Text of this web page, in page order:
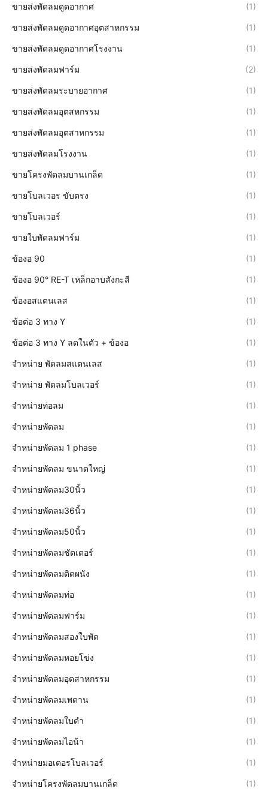
ขายส่งพัดลมดูดอากาศ (1)
ขายส่งพัดลมดูดอากาศอุตสาหกรรม (1)
ขายส่งพัดลมดูดอากาศโรงงาน (1)
ขายส่งพัดลมฟาร์ม (2)
ขายส่งพัดลมระบายอากาศ (1)
ขายส่งพัดลมอุตสหกรรม (1)
ขายส่งพัดลมอุตสาหกรรม (1)
ขายส่งพัดลมโรงงาน (1)
ขายโครงพัดลมบานเกล็ด (1)
ขายโบลเวอร ขับตรง (1)
ขายโบลเวอร์ (1)
ขายใบพัดลมฟาร์ม (1)
ข้องอ 90 (1)
ข้องอ 90° RE-T เหล็กอาบสังกะสี (1)
ข้องอสแตนเลส (1)
ข้อต่อ 3 ทาง Y (1)
ข้อต่อ 3 ทาง Y ลดในตัว + ข้องอ (1)
จำหน่าย พัดลมสแตนเลส (1)
จำหน่าย พัดลมโบลเวอร์ (1)
จำหน่ายท่อลม (1)
จำหน่ายพัดลม (1)
จำหน่ายพัดลม 1 phase (1)
จำหน่ายพัดลม ขนาดใหญ่ (1)
จำหน่ายพัดลม30นิ้ว (1)
จำหน่ายพัดลม36นิ้ว (1)
จำหน่ายพัดลม50นิ้ว (1)
จำหน่ายพัดลมชัตเตอร์ (1)
จำหน่ายพัดลมติดผนัง (1)
จำหน่ายพัดลมท่อ (1)
จำหน่ายพัดลมฟาร์ม (1)
จำหน่ายพัดลมสองใบพัด (1)
จำหน่ายพัดลมหอยโข่ง (1)
จำหน่ายพัดลมอุตสาหกรรม (1)
จำหน่ายพัดลมเพดาน (1)
จำหน่ายพัดลมใบดำ (1)
จำหน่ายพัดลมไอน้า (1)
จำหน่ายมอเตอรโบลเวอร์ (1)
จำหน่ายโครงพัดลมบานเกล็ด (1)